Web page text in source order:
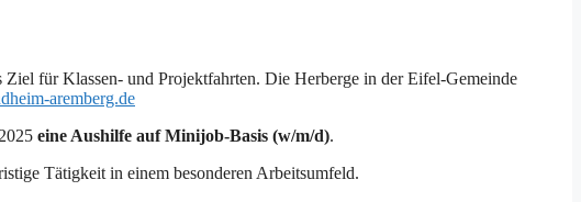
für Klassen- und Projektfahrten. Die Herberge in der Eifel-Gemeinde
aremberg.de
eine Aushilfe auf Minijob-Basis (w/m/d).
Tätigkeit in einem besonderen Arbeitsumfeld.